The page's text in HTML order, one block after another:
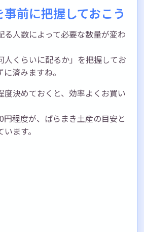
前に把握しておこう
る人数によって必要な数量が変わ
人くらいに配るか」を把握してお
済みますね。
度決めておくと、効率よくお買い
程度が、ばらまき土産の目安と
ます。